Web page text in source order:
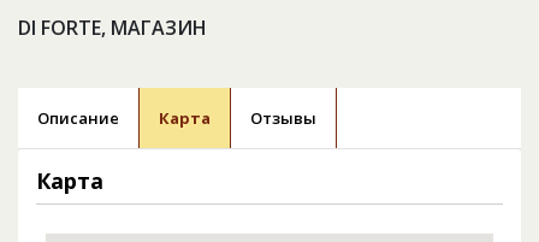
DI FORTE, МАГАЗИН
Описание Карта Отзывы
Карта